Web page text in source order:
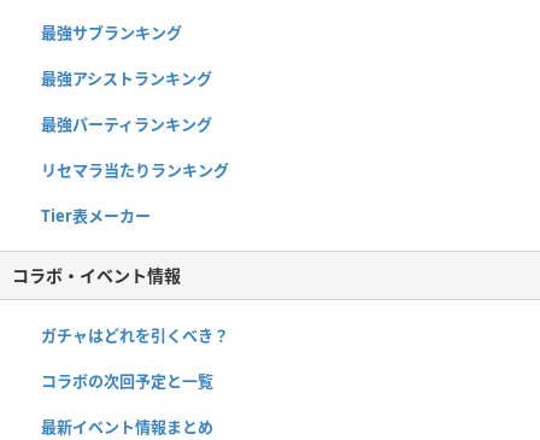
最強サブランキング
最強アシストランキング
最強パーティランキング
リセマラ当たりランキング
Tier表メーカー
コラボ・イベント情報
ガチャはどれを引くべき？
コラボの次回予定と一覧
最新イベント情報まとめ